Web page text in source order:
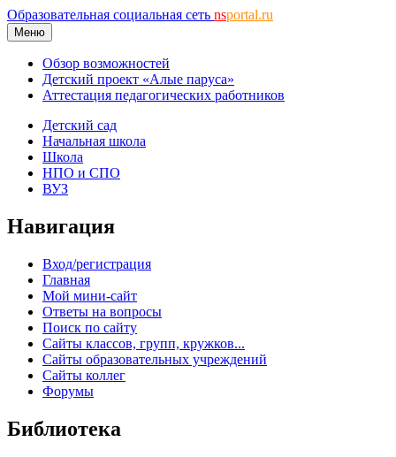
Образовательная социальная сеть nsportal.ru
Меню
Обзор возможностей
Детский проект «Алые паруса»
Аттестация педагогических работников
Детский сад
Начальная школа
Школа
НПО и СПО
ВУЗ
Навигация
Вход/регистрация
Главная
Мой мини-сайт
Ответы на вопросы
Поиск по сайту
Сайты классов, групп, кружков...
Сайты образовательных учреждений
Сайты коллег
Форумы
Библиотека